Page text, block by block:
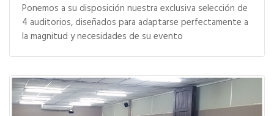
Ponemos a su disposición nuestra exclusiva selección de
4 auditorios, diseñados para adaptarse perfectamente a
la magnitud y necesidades de su evento